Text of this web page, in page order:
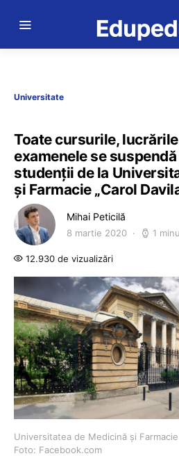
Universitate
Toate cursurile,
examenele se
studenţii de la
şi Farmacie „Carol
Mihai Peticilă
8 martie 2020 1
12.930 de vizualizări
Universitatea de Medicină și
Foto: Facebook.com